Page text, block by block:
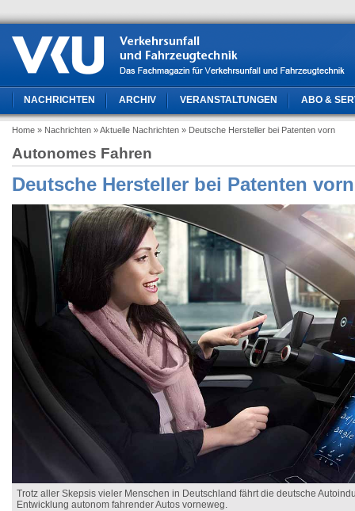
NACHRICHTEN ARCHIV VERANSTALTUNGEN ABO &
Home » Nachrichten » Aktuelle Nachrichten » Deutsche Hersteller bei Patenten vorn
Autonomes Fahren
Deutsche Hersteller bei Patenten vorn
Trotz aller Skepsis vieler Menschen in Deutschland fährt die deutsche
Entwicklung autonom fahrender Autos vorneweg.